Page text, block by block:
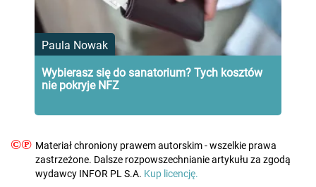
Paula Nowak
Wybierasz się do sanatorium? Tych kosztów
nie pokryje NFZ
©℗ Materiał chroniony prawem autorskim - wszelkie prawa
zastrzeżone. Dalsze rozpowszechnianie artykułu za zgodą
wydawcy INFOR PL S.A. Kup licencję.